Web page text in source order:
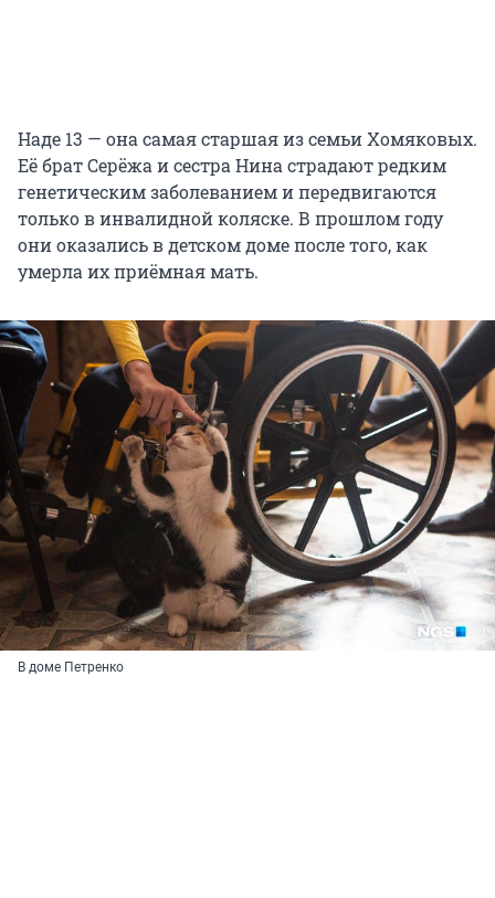
Наде 13 — она самая старшая из семьи Хомяковых.
Её брат Серёжа и сестра Нина страдают редким
генетическим заболеванием и передвигаются
только в инвалидной коляске. В прошлом году
они оказались в детском доме после того, как
умерла их приёмная мать.
В доме Петренко